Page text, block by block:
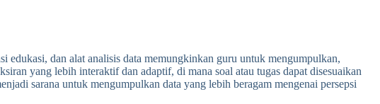
dan alat analisis data memungkinkan guru untuk mengumpulkan,
yang lebih interaktif dan adaptif, di mana soal atau tugas dapat disesuaikan
sarana untuk mengumpulkan data yang lebih beragam mengenai persepsi